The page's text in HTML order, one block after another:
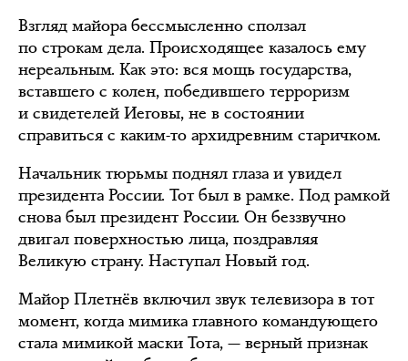
Взгляд майора бессмысленно сползал
по строкам дела. Происходящее казалось ему
нереальным. Как это: вся мощь государства,
вставшего с колен, победившего терроризм
и свидетелей Иеговы, не в состоянии
справиться с каким-то архидревним старичком.
Начальник тюрьмы поднял глаза и увидел
президента России. Тот был в рамке. Под рамкой
снова был президент России. Он беззвучно
двигал поверхностью лица, поздравляя
Великую страну. Наступал Новый год.
Майор Плетнёв включил звук телевизора в тот
момент, когда мимика главного командующего
стала мимикой маски Тота, — верный признак